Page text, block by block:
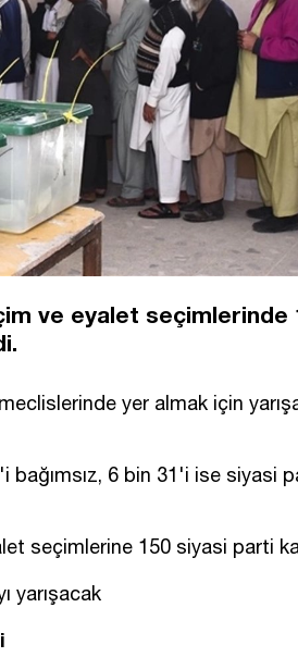
ve eyalet seçimlerinde
yer almak için
6 bin 31'i ise siyasi
seçimlerine 150 siyasi parti